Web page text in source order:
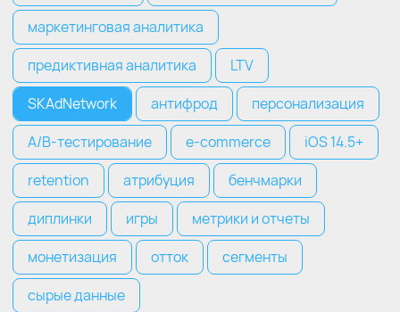
маркетинговая аналитика
предиктивная аналитика
LTV
SKAdNetwork
антифрод
персонализация
A/B-тестирование
e-commerce
iOS 14.5+
retention
атрибуция
бенчмарки
диплинки
игры
метрики и отчеты
монетизация
отток
сегменты
сырые данные